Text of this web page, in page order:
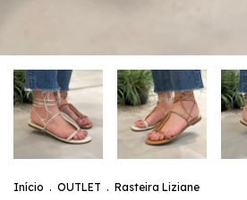
Início . OUTLET . Rasteira Liziane